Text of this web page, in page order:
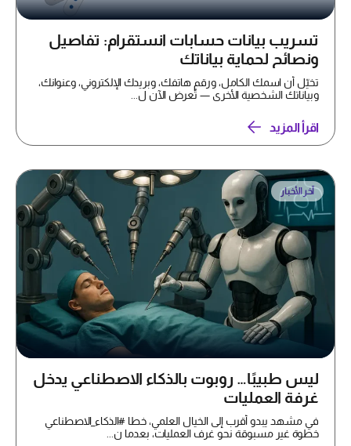
تسريب بيانات حسابات انستقرام: تفاصيل
ونصائح لحماية بياناتك
تخيّل أن اسمك الكامل، ورقم هاتفك، وبريدك الإلكتروني، وعنوانك،
وبياناتك الشخصية الأخرى — تُعرض الآن ل...
اقرأ المزيد
آخر الأخبار
ليس طبيبًا… روبوت بالذكاء الاصطناعي يدخل
غرفة العمليات
في مشهد يبدو أقرب إلى الخيال العلمي، خطا #الذكاء_الاصطناعي
خطوة غير مسبوقة نحو غرف العمليات، بعدما ن...